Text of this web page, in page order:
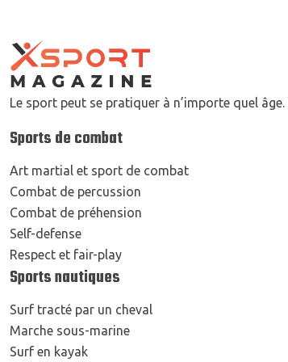
Le sport peut se pratiquer à n’importe quel
Sports de combat
Art martial et sport de combat
Combat de percussion
Combat de préhension
Self-defense
Respect et fair-play
Sports nautiques
Surf tracté par un cheval
Marche sous-marine
Surf en kayak